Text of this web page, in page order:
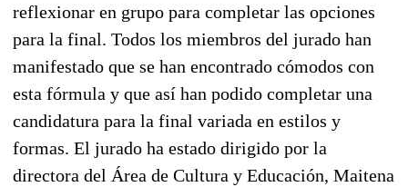
reflexionar en grupo para completar las opciones
para la final. Todos los miembros del jurado han
manifestado que se han encontrado cómodos con
esta fórmula y que así han podido completar una
candidatura para la final variada en estilos y
formas. El jurado ha estado dirigido por la
directora del Área de Cultura y Educación, Maitena